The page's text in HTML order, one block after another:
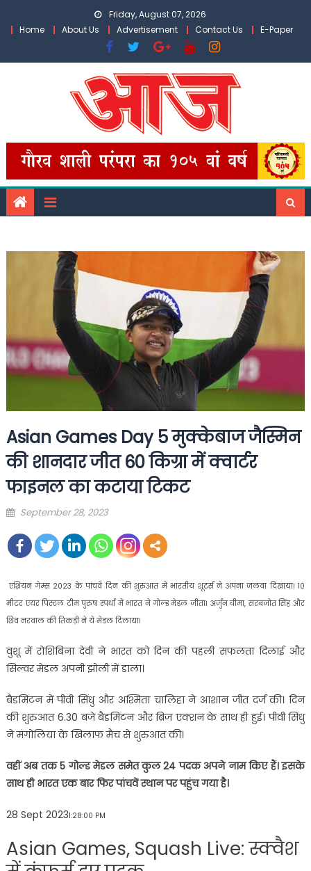
Friday, August 07, 2026
Home
About Us Advertisement Contact Us E-Paper
Asian Games Day 5 मुक्केबाज जैस्मिन
की शानदार जीत 60 किग्रा में क्वार्टर
फाइनल का कटाया टिकट
Posted
September 28, 2023
एशियन गेम्‍स 2023 के पांचवें दिन की शुरुआत में भारतीय शूटर्स ने अपना जलवा दिखाया। 10
मीटर एयर पिस्टल टीम पुरुष स्पर्धा में भारत ने गोल्ड मेडल जीता। अर्जुन चीमा, सरबजोत सिंह और
शिव नरवाल की तिकड़ी ने ये मेडल दिलाया।
वुशू में रोशिबिना देवी ने भारत को दिन की पहली सफलता दिलाई और
सिल्वर मेडल अपनी झोली में डाला।
बैडमिंटन में पीवी सिंधु और अश्मिता चालिहा ने आशान जीत दर्ज की। दिन
की शुरुआत 6.30 बजे बैडमिंटन और ब्रिज एक्शन के साथ ही हुई। पीवी सिंधु
ने मंगोलिया के खिलाफ मैच से शुरुआत की।
वहीं अब तक 5 गोल्ड मेडल समेत कुल 24 पदक अपने नाम किए हैं। इसके
साथ ही भारत एक बार फिर पांचवें स्थान पर पहुंच गया है।
28 Sept 20231:28:00 PM
Asian Games, Squash Live: स्क्वैश